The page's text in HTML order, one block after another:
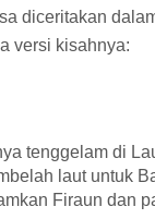
diceritakan
versi kisahnya:
tenggelam di
laut untuk
Firaun dan